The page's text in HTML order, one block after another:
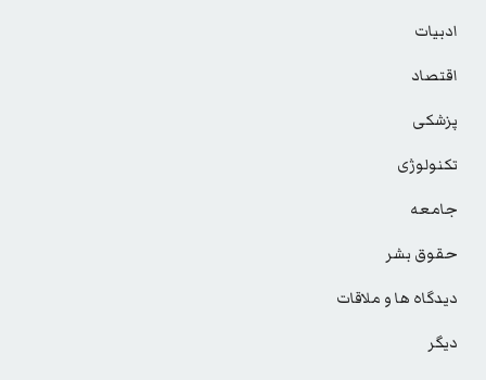
ادبیات
اقتصاد
پزشکی
تکنولوژی
جامعه
حقوق بشر
دیدگاه ها و ملاقات
دیگر